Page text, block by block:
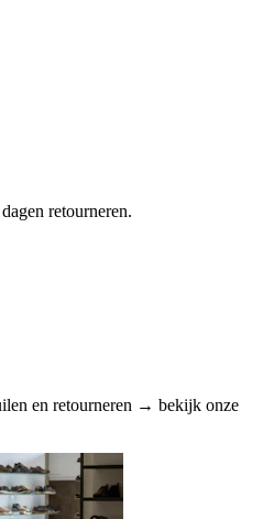
retourneren.
en retourneren → bekijk onze